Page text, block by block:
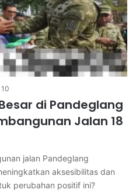
10
di Pandeglang
Jalan 18
jalan Pandeglang
aksesibilitas dan
perubahan positif ini?